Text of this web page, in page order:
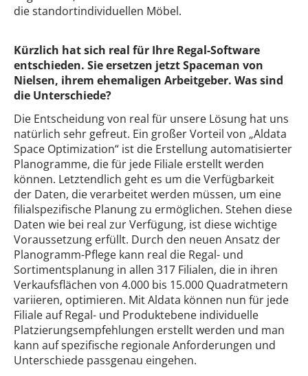
die standortindividuellen Möbel.
Kürzlich hat sich real für Ihre Regal-Software
entschieden. Sie ersetzen jetzt Spaceman von
Nielsen, ihrem ehemaligen Arbeitgeber. Was sind
die Unterschiede?
Die Entscheidung von real für unsere Lösung hat uns
natürlich sehr gefreut. Ein großer Vorteil von „Aldata
Space Optimization“ ist die Erstellung automatisierter
Planogramme, die für jede Filiale erstellt werden
können. Letztendlich geht es um die Verfügbarkeit
der Daten, die verarbeitet werden müssen, um eine
filialspezifische Planung zu ermöglichen. Stehen diese
Daten wie bei real zur Verfügung, ist diese wichtige
Voraussetzung erfüllt. Durch den neuen Ansatz der
Planogramm-Pflege kann real die Regal- und
Sortimentsplanung in allen 317 Filialen, die in ihren
Verkaufsflächen von 4.000 bis 15.000 Quadratmetern
variieren, optimieren. Mit Aldata können nun für jede
Filiale auf Regal- und Produktebene individuelle
Platzierungsempfehlungen erstellt werden und man
kann auf spezifische regionale Anforderungen und
Unterschiede passgenau eingehen.